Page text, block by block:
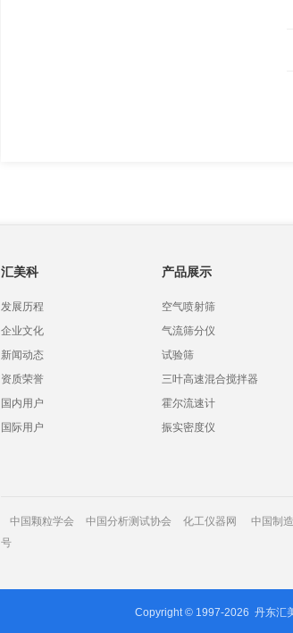
汇美科
发展历程
企业文化
新闻动态
资质荣誉
国内用户
国际用户
产品展示
空气喷射筛
气流筛分仪
试验筛
三叶高速混合搅拌器
霍尔流速计
振实密度仪
中国颗粒学会 中国分析测试协会 化工仪器网 中国制
号
Copyright © 1997-2026 丹东汇